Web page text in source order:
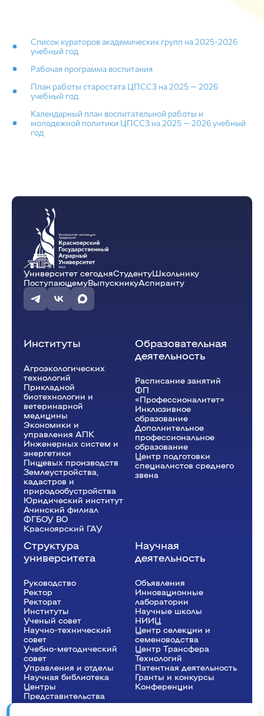
Список кураторов академических групп на 2025-2026
учебный год
Рабочая программа воспитания
План работы старостата ЦПССЗ на 2025 — 2026
учебный год
Календарный план воспитательной работы и
молодежной политики ЦПССЗ на 2025 — 2026 учебный
год
Университет сегодняСтудентуШкольнику
ПоступающемуВыпускникуАспиранту
Институты
Агроэкологических
технологий
Прикладной
биотехнологии и
ветеринарной
медицины
Экономики и
управления АПК
Инженерных систем и
энергетики
Пищевых производств
Землеустройства,
кадастров и
природообустройства
Юридический институт
Ачинский филиал
ФГБОУ ВО
Красноярский ГАУ
Образовательная
деятельность
Расписание занятий
ФП
«Профессионалитет»
Инклюзивное
образование
Дополнительное
профессиональное
образование
Центр подготовки
специалистов среднего
звена
Структура
университета
Руководство
Ректор
Рeкторат
Институты
Ученый совет
Научно-технический
совет
Учебно-методический
совет
Управления и отделы
Научная библиотека
Центры
Представительства
Научная
деятельность
Объявления
Инновационные
лаборатории
Научные школы
НИИЦ
Центр селекции и
семеноводства
Центр Трансфера
Технологий
Патентная деятельность
Гранты и конкурсы
Конференции